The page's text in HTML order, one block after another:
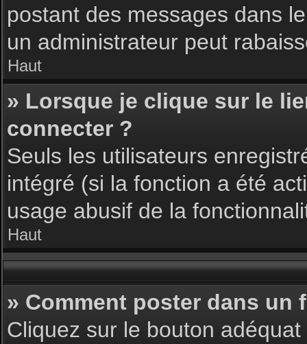
postant des messages dans
un administrateur peut
Haut
» Lorsque je clique sur le
connecter ?
Seuls les utilisateurs
intégré (si la fonction a été
usage abusif de la
Haut
» Comment poster dans un
Cliquez sur le bouton